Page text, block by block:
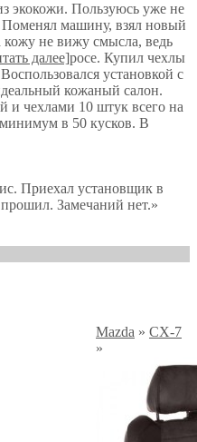
экокожи. Пользуюсь уже не
машину, взял новый
не вижу смысла, ведь
далее]росе. Купил чехлы
установкой с
кожаный салон.
и чехлами 10 штук всего на
в 50 кусков. В
Приехал установщик в
Замечаний нет.»
Mazda » CX-7
»